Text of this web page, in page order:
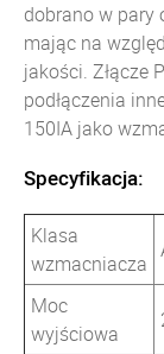
dobrano w pary
mając na
jakości. Złącze
podłączenia
150IA jako
Specyfikacja:
Klasa
wzmacniacza
Moc
wyjściowa